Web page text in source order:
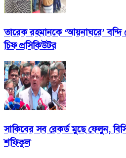
তারেক রহমানকে ‘আয়নাঘরে’ বন্দি
চিফ প্রসিকিউটর
সাকিবের সব রেকর্ড মুছে ফেলুন,
শফিকুল